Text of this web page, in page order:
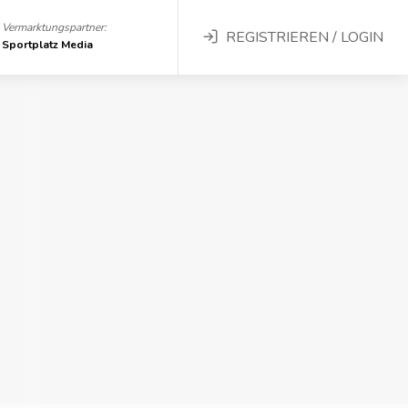
Vermarktungspartner:
Sportplatz Media
REGISTRIEREN / LOGIN